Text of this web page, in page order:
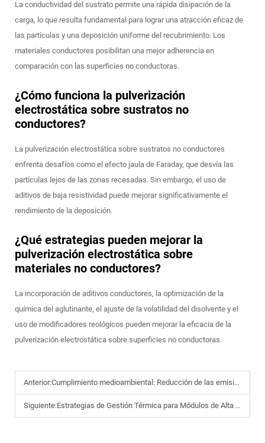
La conductividad del sustrato permite una rápida disipación de la
carga, lo que resulta fundamental para lograr una atracción eficaz de
las partículas y una deposición uniforme del recubrimiento. Los
materiales conductores posibilitan una mejor adherencia en
comparación con las superficies no conductoras.
¿Cómo funciona la pulverización
electrostática sobre sustratos no
conductores?
La pulverización electrostática sobre sustratos no conductores
enfrenta desafíos como el efecto jaula de Faraday, que desvía las
partículas lejos de las zonas recesadas. Sin embargo, el uso de
aditivos de baja resistividad puede mejorar significativamente el
rendimiento de la deposición.
¿Qué estrategias pueden mejorar la
pulverización electrostática sobre
materiales no conductores?
La incorporación de aditivos conductores, la optimización de la
química del aglutinante, el ajuste de la volatilidad del disolvente y el
uso de modificadores reológicos pueden mejorar la eficacia de la
pulverización electrostática sobre superficies no conductoras.
Anterior:Cumplimiento medioambiental: Reducción de las emisiones de COV mediante tecnología electrostática
Siguiente:Estrategias de Gestión Térmica para Módulos de Alta Frecuencia y Alto Voltaje